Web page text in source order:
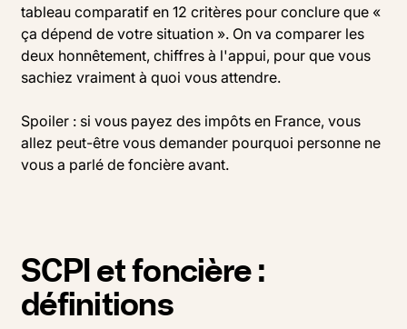
tableau comparatif en 12 critères pour conclure que «
ça dépend de votre situation ». On va comparer les
deux honnêtement, chiffres à l'appui, pour que vous
sachiez vraiment à quoi vous attendre.
Spoiler : si vous payez des impôts en France, vous
allez peut-être vous demander pourquoi personne ne
vous a parlé de foncière avant.
SCPI et foncière :
définitions